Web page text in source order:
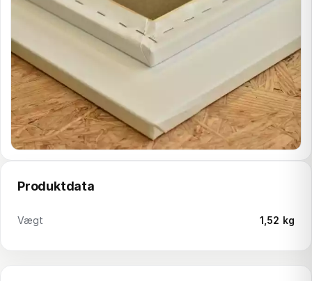
Produktdata
Vægt 1,52 kg